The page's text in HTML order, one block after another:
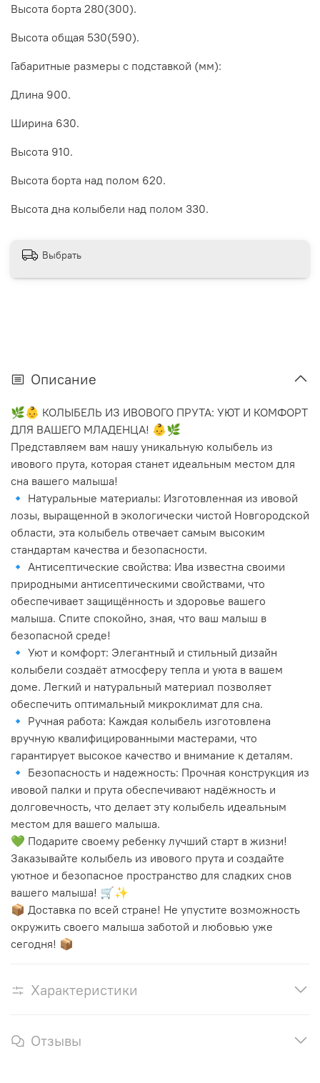
Высота борта 280(300).
Высота общая 530(590).
Габаритные размеры с подставкой (мм):
Длина 900.
Ширина 630.
Высота 910.
Высота борта над полом 620.
Высота дна колыбели над полом 330.
Выбрать
Описание
🌿👶 КОЛЫБЕЛЬ ИЗ ИВОВОГО ПРУТА: УЮТ И КОМФОРТ
ДЛЯ ВАШЕГО МЛАДЕНЦА! 👶🌿
Представляем вам нашу уникальную колыбель из
ивового прута, которая станет идеальным местом для
сна вашего малыша!
🔹 Натуральные материалы: Изготовленная из ивовой
лозы, выращенной в экологически чистой Новгородской
области, эта колыбель отвечает самым высоким
стандартам качества и безопасности.
🔹 Антисептические свойства: Ива известна своими
природными антисептическими свойствами, что
обеспечивает защищённость и здоровье вашего
малыша. Спите спокойно, зная, что ваш малыш в
безопасной среде!
🔹 Уют и комфорт: Элегантный и стильный дизайн
колыбели создаёт атмосферу тепла и уюта в вашем
доме. Легкий и натуральный материал позволяет
обеспечить оптимальный микроклимат для сна.
🔹 Ручная работа: Каждая колыбель изготовлена
вручную квалифицированными мастерами, что
гарантирует высокое качество и внимание к деталям.
🔹 Безопасность и надежность: Прочная конструкция из
ивовой палки и прута обеспечивают надёжность и
долговечность, что делает эту колыбель идеальным
местом для вашего малыша.
💚 Подарите своему ребенку лучший старт в жизни!
Заказывайте колыбель из ивового прута и создайте
уютное и безопасное пространство для сладких снов
вашего малыша! 🛒✨
📦 Доставка по всей стране! Не упустите возможность
окружить своего малыша заботой и любовью уже
сегодня! 📦
Характеристики
Отзывы